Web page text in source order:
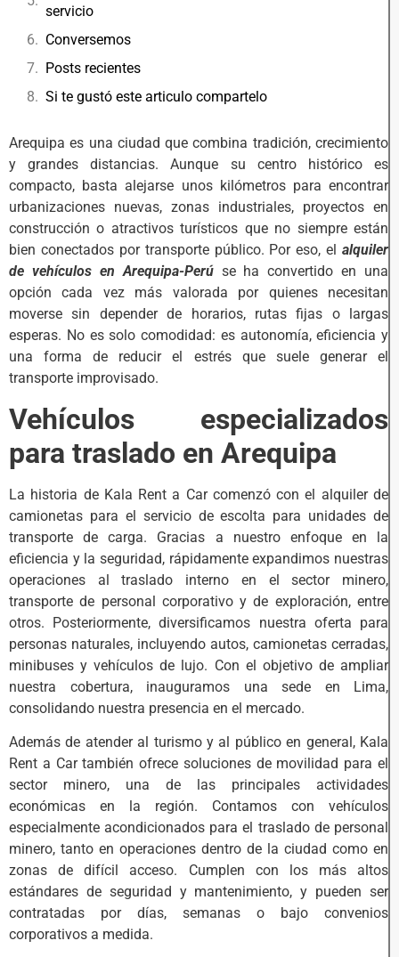
servicio
Conversemos
Posts recientes
Si te gustó este articulo compartelo
Arequipa es una ciudad que combina tradición, crecimiento
y grandes distancias. Aunque su centro histórico es
compacto, basta alejarse unos kilómetros para encontrar
urbanizaciones nuevas, zonas industriales, proyectos en
construcción o atractivos turísticos que no siempre están
bien conectados por transporte público. Por eso, el alquiler
de vehículos en Arequipa-Perú se ha convertido en una
opción cada vez más valorada por quienes necesitan
moverse sin depender de horarios, rutas fijas o largas
esperas. No es solo comodidad: es autonomía, eficiencia y
una forma de reducir el estrés que suele generar el
transporte improvisado.
Vehículos especializados
para traslado en Arequipa
La historia de Kala Rent a Car comenzó con el alquiler de
camionetas para el servicio de escolta para unidades de
transporte de carga. Gracias a nuestro enfoque en la
eficiencia y la seguridad, rápidamente expandimos nuestras
operaciones al traslado interno en el sector minero,
transporte de personal corporativo y de exploración, entre
otros. Posteriormente, diversificamos nuestra oferta para
personas naturales, incluyendo autos, camionetas cerradas,
minibuses y vehículos de lujo. Con el objetivo de ampliar
nuestra cobertura, inauguramos una sede en Lima,
consolidando nuestra presencia en el mercado.
Además de atender al turismo y al público en general, Kala
Rent a Car también ofrece soluciones de movilidad para el
sector minero, una de las principales actividades
económicas en la región. Contamos con vehículos
especialmente acondicionados para el traslado de personal
minero, tanto en operaciones dentro de la ciudad como en
zonas de difícil acceso. Cumplen con los más altos
estándares de seguridad y mantenimiento, y pueden ser
contratadas por días, semanas o bajo convenios
corporativos a medida.